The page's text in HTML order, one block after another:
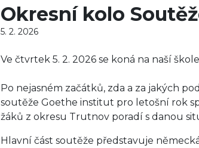
Okresní kolo
5. 2. 2026
Ve čtvrtek 5. 2. 2026 se koná na naší
Po nejasném začátků, zda a za jakých
soutěže Goethe institut pro letošní rok
žáků z okresu Trutnov poradí s danou
Hlavní část soutěže představuje